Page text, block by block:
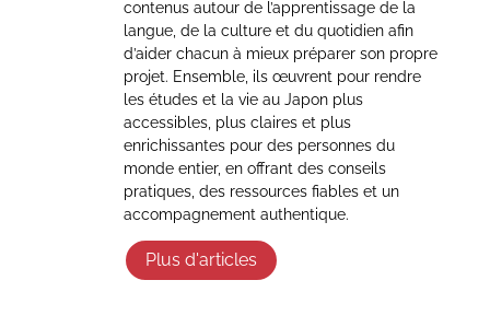
contenus autour de l’apprentissage de la
langue, de la culture et du quotidien afin
d’aider chacun à mieux préparer son propre
projet. Ensemble, ils œuvrent pour rendre
les études et la vie au Japon plus
accessibles, plus claires et plus
enrichissantes pour des personnes du
monde entier, en offrant des conseils
pratiques, des ressources fiables et un
accompagnement authentique.
Plus d'articles